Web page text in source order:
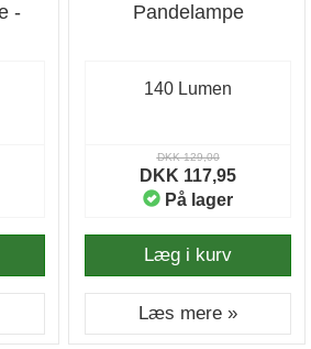
-
Pandelampe
140 Lumen
DKK 129,00
DKK 117,95
På lager
Læg i kurv
Læs mere »